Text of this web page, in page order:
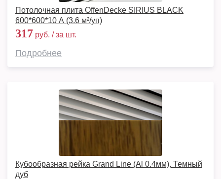
Потолочная плита OffenDecke SIRIUS BLACK
600*600*10 А (3.6 м²/уп)
317 руб. / за шт.
Подробнее
Кубообразная рейка Grand Line (Al 0.4мм), Темный
дуб